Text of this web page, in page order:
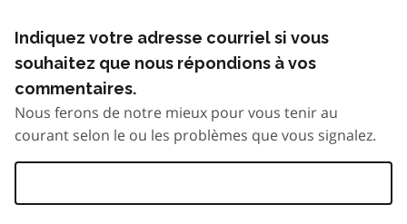
Indiquez votre adresse courriel si vous
souhaitez que nous répondions à vos
commentaires.
Nous ferons de notre mieux pour vous tenir au
courant selon le ou les problèmes que vous signalez.